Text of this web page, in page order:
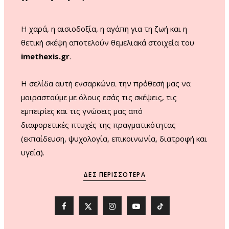
Η χαρά, η αισιοδοξία, η αγάπη για τη ζωή και η
θετική σκέψη αποτελούν θεμελιακά στοιχεία του
imethexis.gr.
H σελίδα αυτή ενσαρκώνει την πρόθεσή μας να
μοιραστούμε με όλους εσάς τις σκέψεις, τις
εμπειρίες και τις γνώσεις μας από
διαφορετικές πτυχές της πραγματικότητας
(εκπαίδευση, ψυχολογία, επικοινωνία, διατροφή και
υγεία).
ΔΕΣ ΠΕΡΙΣΣΌΤΕΡΑ
F
X
I
Y
T